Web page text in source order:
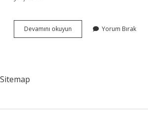
Devamını okuyun Peygamber
Efendimizin
Onun
Yorum Bırak
Sitemap